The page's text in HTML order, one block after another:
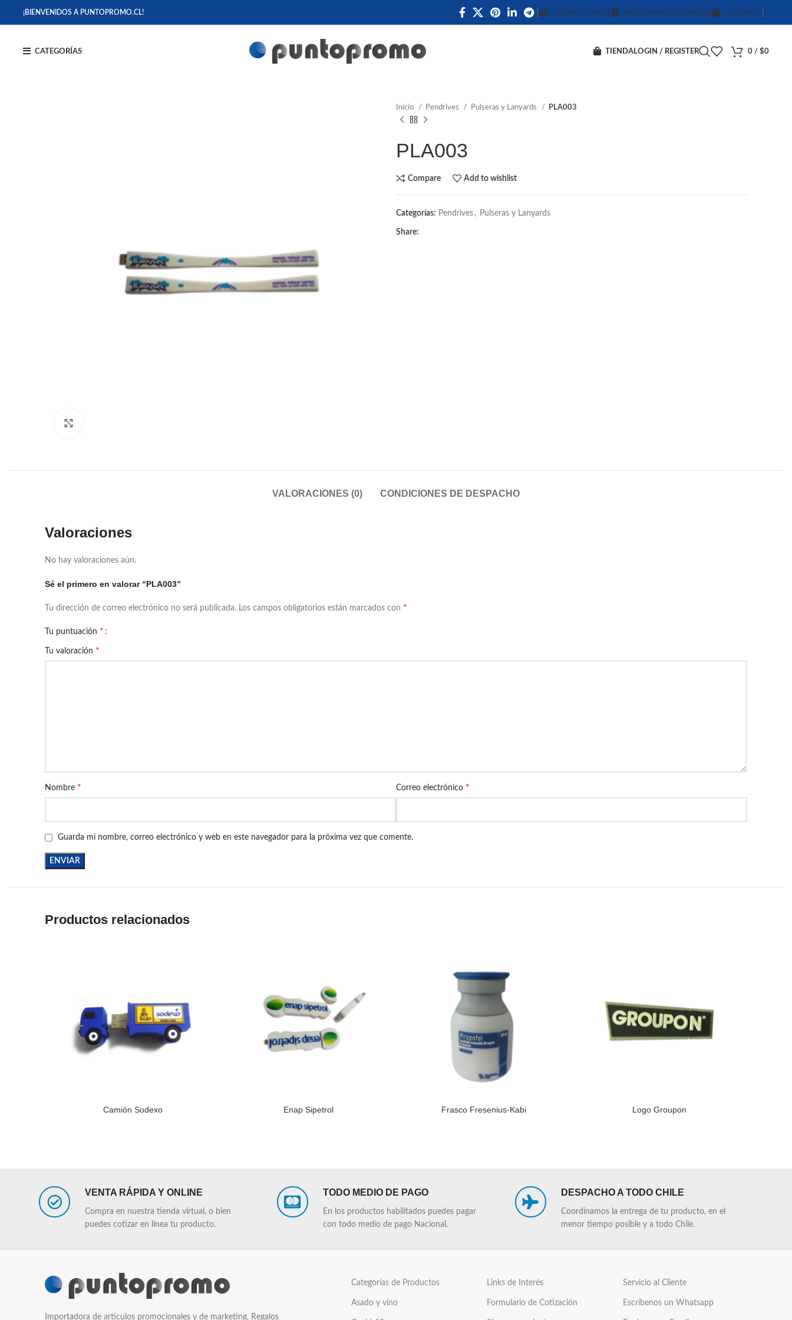
¡BIENVENIDOS A PUNTOPROMO.CL! QUIENES SOMOS PREGUNTAS FRECUENTES CONTACTO
CATEGORÍAS TIENDA LOGIN / REGISTER 0 / $0
Inicio Pendrives Pulseras y Lanyards PLA003
PLA003
Compare Add to wishlist
Categorías: Pendrives , Pulseras y Lanyards
Share:
VALORACIONES (0) CONDICIONES DE DESPACHO
Valoraciones
No hay valoraciones aún.
Sé el primero en valorar “PLA003”
Tu dirección de correo electrónico no será publicada. Los campos obligatorios están marcados con *
Tu puntuación *
Tu valoración *
Nombre * Correo electrónico *
Guarda mi nombre, correo electrónico y web en este navegador para la próxima vez que comente.
Productos relacionados
Camión Sodexo Enap Sipetrol Frasco Fresenius-Kabi Logo Groupon
VENTA RÁPIDA Y ONLINE
Compra en nuestra tienda virtual, o bien
puedes cotizar en línea tu producto.
TODO MEDIO DE PAGO
En los productos habilitados puedes pagar
con todo medio de pago Nacional.
DESPACHO A TODO CHILE
Coordinamos la entrega de tu producto, en el
menor tiempo posible y a todo Chile.
Importadora de artículos promocionales y de marketing. Regalos
Categorías de Productos
Asado y vino
Links de Interés
Formulario de Cotización
Servicio al Cliente
Escríbenos un Whatsapp